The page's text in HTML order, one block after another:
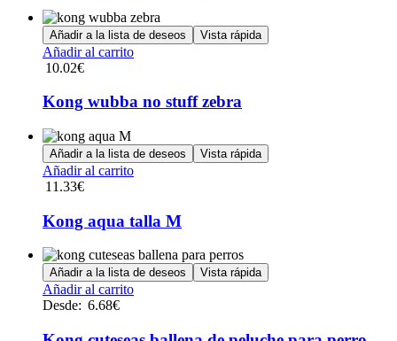
Añadir a la lista de deseos Vista rápida
Añadir al carrito
10.02€
Kong wubba no stuff zebra
Añadir a la lista de deseos Vista rápida
Añadir al carrito
11.33€
Kong aqua talla M
Añadir a la lista de deseos Vista rápida
Añadir al carritoEste
múltiples
Desde: 6.68€